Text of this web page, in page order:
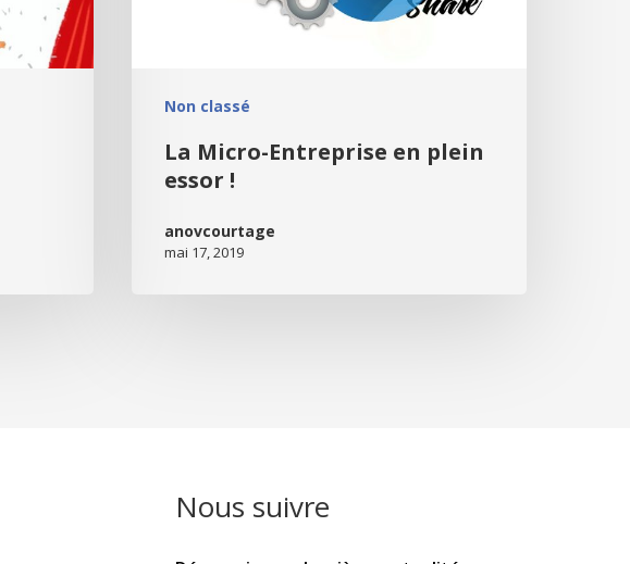
Non classé
La Micro-Entreprise en plein
essor !
anovcourtage
mai 17, 2019
Nous suivre